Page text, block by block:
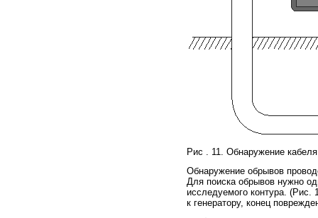
Рис . 11. Обнаружение
Обнаружение обрывов
Для поиска обрывов нужно
исследуемого контура. (Рис.
к генератору, конец